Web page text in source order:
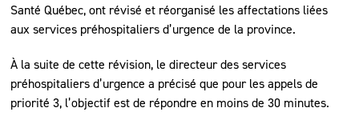
Santé Québec, ont révisé et réorganisé les affectations liées
aux services préhospitaliers d’urgence de la province.
À la suite de cette révision, le directeur des services
préhospitaliers d’urgence a précisé que pour les appels de
priorité 3, l’objectif est de répondre en moins de 30 minutes.